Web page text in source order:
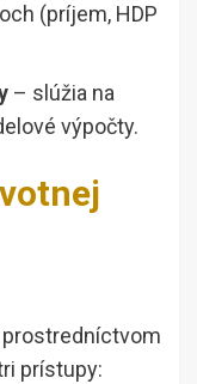
(príjem, HDP
– slúžia na
výpočty.
prístupy: